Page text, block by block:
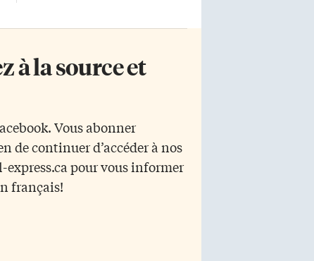
départ de Carolyn Bennett en
décembre 2023. Ministre du
circonscription depuis 1997, elle
avait perdu son portefeuille lors
du remaniement ministériel
d’aout 2023 après avoir annoncé
qu’elle ne se représenterait pas aux
prochaines élections. Carolyn
à la source et
Vous abonner
continuer d’accéder à nos
pour vous informer
français!